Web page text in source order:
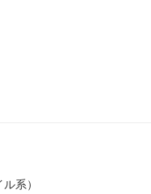
系）